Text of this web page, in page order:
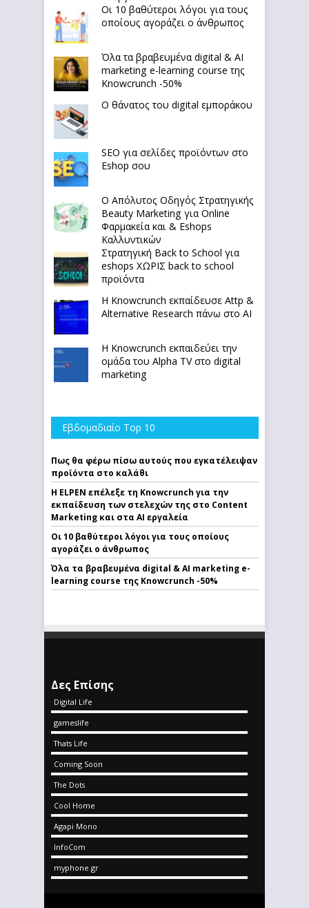
Οι 10 βαθύτεροι λόγοι για τους
οποίους αγοράζει ο άνθρωπος
Όλα τα βραβευμένα digital & AI
marketing e-learning course της
Knowcrunch -50%
Ο θάνατος του digital εμποράκου
SEO για σελίδες προϊόντων στο
Eshop σου
Ο Απόλυτoς Οδηγός Στρατηγικής
Beauty Marketing για Online
Φαρμακεία και & Eshops
Καλλυντικών
Στρατηγική Back to School για
eshops ΧΩΡΙΣ back to school
προϊόντα
Η Knowcrunch εκπαίδευσε Attp &
Alternative Research πάνω στο ΑΙ
Η Knowcrunch εκπαιδεύει την
ομάδα του Alpha TV στο digital
marketing
Εβδομαδιαίο Top 10
Πως θα φέρω πίσω αυτούς που εγκατέλειψαν
προϊόντα στο καλάθι
Η ELPEN επέλεξε τη Knowcrunch για την
εκπαίδευση των στελεχών της στο Content
Marketing και στα AI εργαλεία
Οι 10 βαθύτεροι λόγοι για τους οποίους
αγοράζει ο άνθρωπος
Όλα τα βραβευμένα digital & AI marketing e-
learning course της Knowcrunch -50%
Δες Επίσης
Digital Life
gameslife
Thats Life
Coming Soon
The Dots
Cool Home
Agapi Mono
InfoCom
myphone.gr